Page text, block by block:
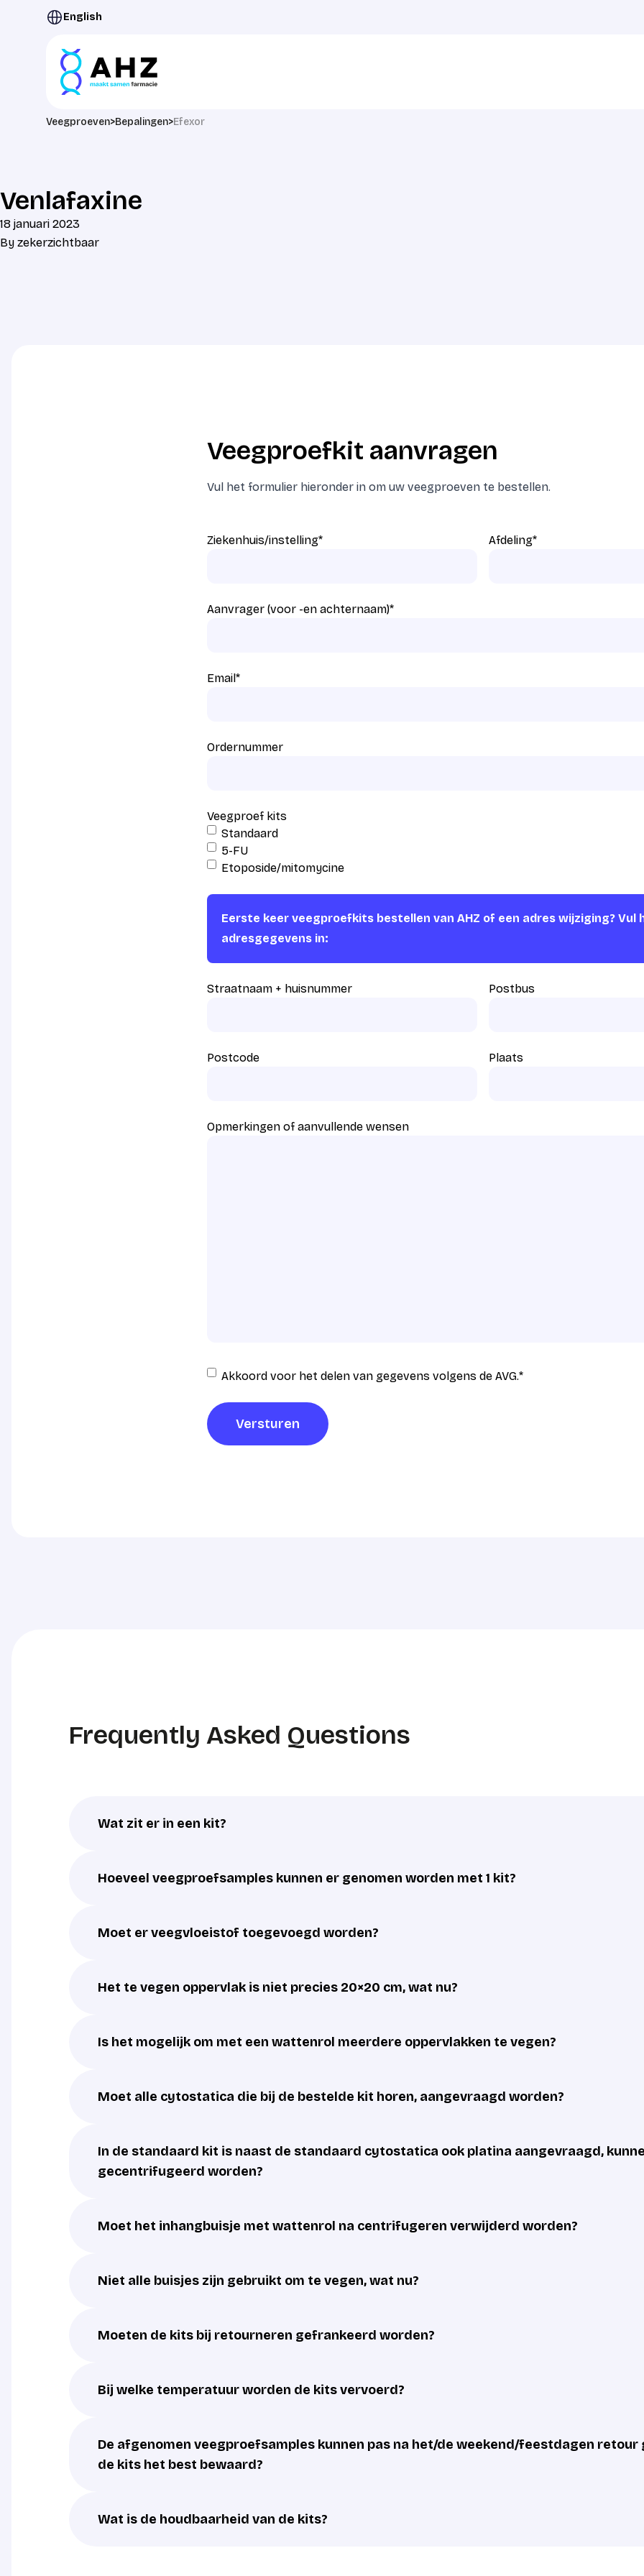
Ga naar de inhoud
English
Veegproeven>Bepalingen>Efexor
Venlafaxine
18 januari 2023
By zekerzichtbaar
Veegproefkit aanvragen
Vul het formulier hieronder in om uw veegproeven te bestellen.
Ziekenhuis/instelling* Afdeling*
Aanvrager (voor -en achternaam)*
Email*
Ordernummer
Veegproef kits
Standaard
5-FU
Etoposide/mitomycine
Eerste keer veegproefkits bestellen van AHZ of een adres wijziging? Vul
adresgegevens in:
Straatnaam + huisnummer Postbus
Postcode Plaats
Opmerkingen of aanvullende wensen
Instemming
verwerking*
Akkoord voor het delen van gegevens volgens de AVG.*
Versturen
Frequently Asked Questions
Wat zit er in een kit?
Hoeveel veegproefsamples kunnen er genomen worden met 1 kit?
Moet er veegvloeistof toegevoegd worden?
Het te vegen oppervlak is niet precies 20×20 cm, wat nu?
Is het mogelijk om met een wattenrol meerdere oppervlakken te vegen?
Moet alle cytostatica die bij de bestelde kit horen, aangevraagd worden?
In de standaard kit is naast de standaard cytostatica ook platina aangevraagd,
gecentrifugeerd worden?
Moet het inhangbuisje met wattenrol na centrifugeren verwijderd worden?
Niet alle buisjes zijn gebruikt om te vegen, wat nu?
Moeten de kits bij retourneren gefrankeerd worden?
Bij welke temperatuur worden de kits vervoerd?
De afgenomen veegproefsamples kunnen pas na het/de weekend/feestdagen
de kits het best bewaard?
Wat is de houdbaarheid van de kits?